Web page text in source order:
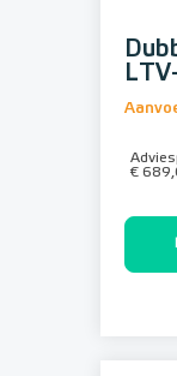
€